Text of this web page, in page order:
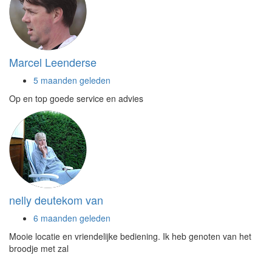
Marcel Leenderse
5 maanden geleden
Op en top goede service en advies
nelly deutekom van
6 maanden geleden
Mooie locatie en vriendelijke bediening. Ik heb genoten van het
broodje met zal